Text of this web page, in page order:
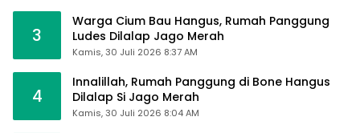
3
Warga Cium Bau Hangus, Rumah Panggung
Ludes Dilalap Jago Merah
Kamis, 30 Juli 2026 8:37 AM
4
Innalillah, Rumah Panggung di Bone Hangus
Dilalap Si Jago Merah
Kamis, 30 Juli 2026 8:04 AM